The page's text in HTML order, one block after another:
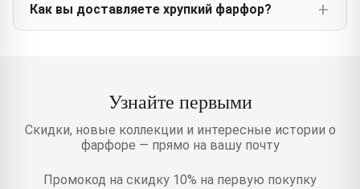
Как вы доставляете хрупкий фарфор?
Узнайте первыми
Скидки, новые коллекции и интересные истории о
фарфоре — прямо на вашу почту
Промокод на скидку 10% на первую покупку